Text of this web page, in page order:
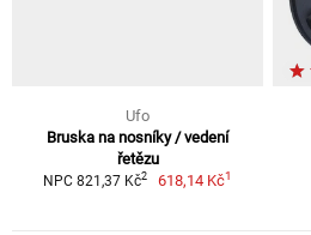
Ufo
Bruska na nosníky / vedení
řetězu
NPC 821,37 Kč2 618,14 Kč1